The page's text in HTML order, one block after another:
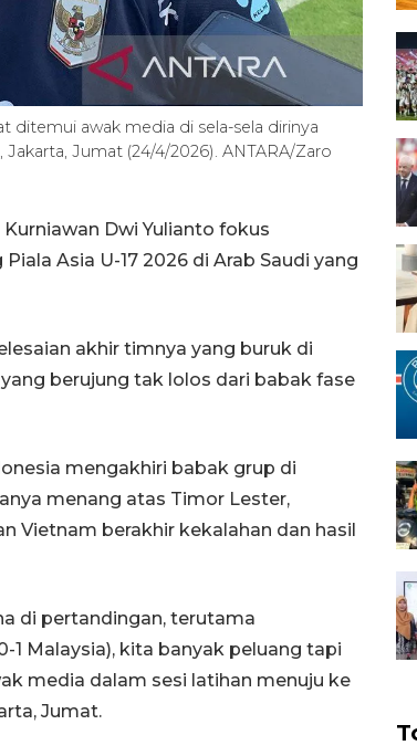
ditemui awak media di sela-sela dirinya
Jumat (24/4/2026). ANTARA/Zaro
Dwi Yulianto fokus
Asia U-17 2026 di Arab Saudi yang
akhir timnya yang buruk di
berujung tak lolos dari babak fase
mengakhiri babak grup di
menang atas Timor Lester,
Vietnam berakhir kekalahan dan hasil
di pertandingan, terutama
Malaysia), kita banyak peluang tapi
media dalam sesi latihan menuju ke
Jumat.